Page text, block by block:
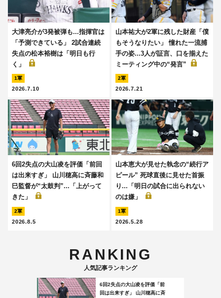
大津亮介が3発被弾も...指揮官は
「予測できている」 2試合連続
失点の松本裕樹は「明日も行
く」
1軍
2026.7.10
山本祐大が2軍に残した財産「僕
もそうなりたい」 憧れた一流捕
手の姿...3人が証言、口を揃えた
ミーティング中の“発言”
2軍
2026.7.21
6回2失点の大山凌を評価「前回
は出来すぎ」 山川穂高に斉藤和
巳監督が“太鼓判”...「上がって
きた」
2軍
2026.8.5
山本恵大が見せた執念の“続行ア
ピール” 死球直後に見せた首振
り...「明日の試合に出られない
のは嫌」
1軍
2026.5.28
RANKING
人気記事ランキング
6回2失点の大山凌を評価「前
回は出来すぎ」 山川穂高に斉